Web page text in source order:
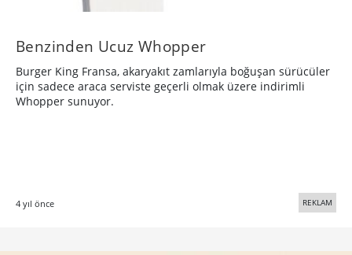
Benzinden Ucuz Whopper
Burger King Fransa, akaryakıt zamlarıyla boğuşan sürücüler
için sadece araca serviste geçerli olmak üzere indirimli
Whopper sunuyor.
4 yıl önce REKLAM